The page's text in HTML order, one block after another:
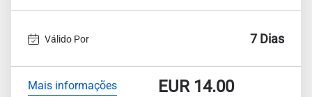
Válido Por 7 Dias
Mais informações EUR14.00